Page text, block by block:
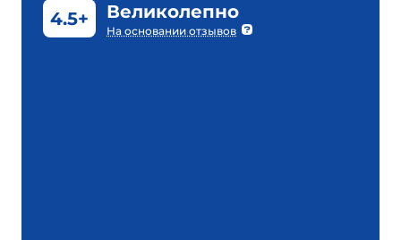
4.5+ Великолепно
На основании отзывов